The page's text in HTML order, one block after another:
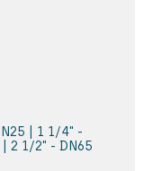
| 1 1/4" -
2 1/2" - DN65